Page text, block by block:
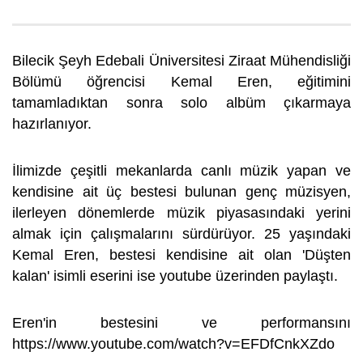
Bilecik Şeyh Edebali Üniversitesi Ziraat Mühendisliği
Bölümü öğrencisi Kemal Eren, eğitimini
tamamladıktan sonra solo albüm çıkarmaya
hazırlanıyor.
İlimizde çeşitli mekanlarda canlı müzik yapan ve
kendisine ait üç bestesi bulunan genç müzisyen,
ilerleyen dönemlerde müzik piyasasındaki yerini
almak için çalışmalarını sürdürüyor. 25 yaşındaki
Kemal Eren, bestesi kendisine ait olan 'Düşten
kalan' isimli eserini ise youtube üzerinden paylaştı.
Eren'in bestesini ve performansını
https://www.youtube.com/watch?v=EFDfCnkXZdo